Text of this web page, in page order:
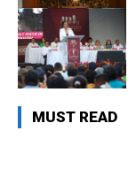
MUST READ